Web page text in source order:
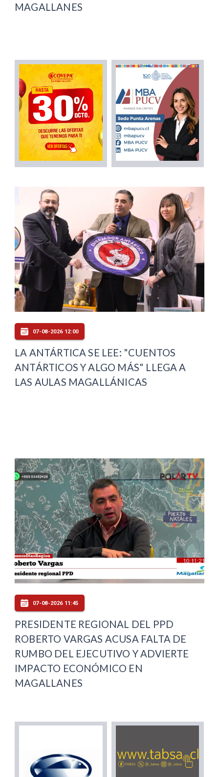
MAGALLANES
07-08-2026 12:00
LA ANTÁRTICA SE LEE: "CUENTOS
ANTÁRTICOS Y ALGO MÁS" LLEGA A
LAS AULAS MAGALLÁNICAS
07-08-2026 11:45
PRESIDENTE REGIONAL DEL PPD
ROBERTO VARGAS ACUSA FALTA DE
RUMBO DEL EJECUTIVO Y ADVIERTE
IMPACTO ECONÓMICO EN
MAGALLANES